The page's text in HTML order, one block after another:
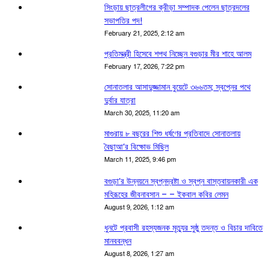
সিংড়ায় ছাত্রলীগের ক্রীড়া সম্পাদক পেলেন ছাত্রদলের
সভাপতির পদ!
February 21, 2025, 2:12 am
প্রতিমন্ত্রী হিসেবে শপথ নিচ্ছেন বগুড়ার মীর শাহে আলম
February 17, 2026, 7:22 pm
সোনাতলার আসাদুজ্জামান বুয়েটে ৩৬৬তম; স্বপ্নের পথে
দুর্বার যাত্রা
March 30, 2025, 11:20 am
মাগুরায় ৮ বছরের শিশু ধর্ষণের প্রতিবাদে সোনাতলায়
বৈছাআ’র বিক্ষোভ মিছিল
March 11, 2025, 9:46 pm
বগুড়া’র উন্নয়নে স্বপ্নদ্রষ্টা ও স্বপ্ন বাস্তবায়নকারী এক
মহিরূহের জীবনাবসান – – ইকবাল কবির লেমন
August 9, 2026, 1:12 am
ধুনটে প্রবাসী রহস্যজনক মৃত্যুর সুষ্ঠু তদন্ত ও বিচার দাবিতে
মানববন্ধন
August 8, 2026, 1:27 am